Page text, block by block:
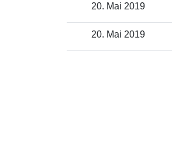
20. Mai 2019
20. Mai 2019